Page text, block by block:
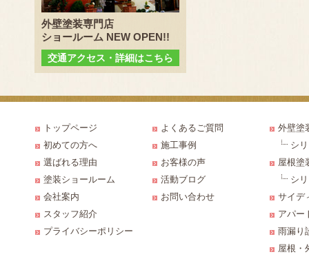
外壁塗装専門店
ショールーム NEW OPEN!!
交通アクセス・詳細はこちら
トップページ
初めての方へ
選ばれる理由
塗装ショールーム
会社案内
スタッフ紹介
プライバシーポリシー
よくあるご質問
施工事例
お客様の声
活動ブログ
お問い合わせ
外壁塗
シ
屋根塗
シ
サイデ
アパー
雨漏り
屋根・